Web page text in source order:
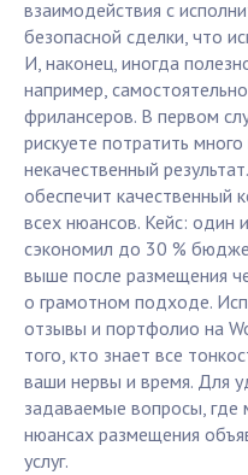
взаимодействия с
безопасной сделки, что
И, наконец, иногда
например,
фрилансеров. В первом
рискуете потратить
некачественный
обеспечит качественный
всех нюансов. Кейс: один
сэкономил до 30 %
выше после размещения
о грамотном подходе.
отзывы и портфолио на
того, кто знает все
ваши нервы и время. Для
задаваемые вопросы,
нюансах размещения
услуг.